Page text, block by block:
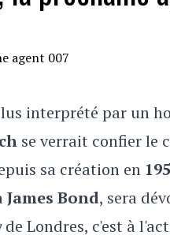
interprété par un
se verrait confier le
sa création en
James Bond, sera
de Londres, c'est à